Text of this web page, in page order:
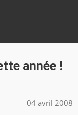
année !
04 avril 2008